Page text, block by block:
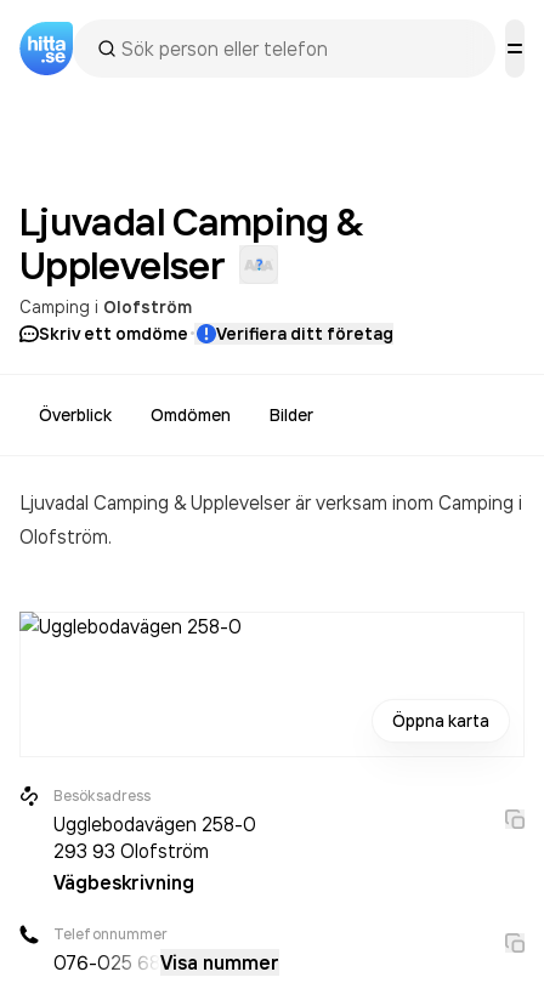
Ljuvadal Camping &
Upplevelser
Camping i Olofström
Skriv ett omdöme· Verifiera ditt företag
Överblick Omdömen Bilder
Ljuvadal Camping & Upplevelser är verksam inom Camping i
Olofström.
Öppna karta
Besöksadress
Ugglebodavägen 258-0
293 93 Olofström
Vägbeskrivning
Telefonnummer
076-025 68 Visa nummer